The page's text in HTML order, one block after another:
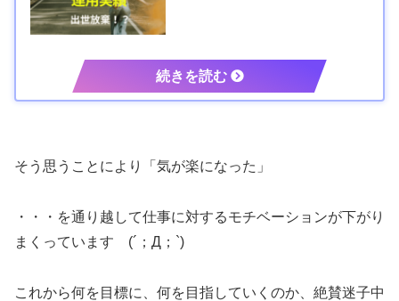
そう思うことにより「気が楽になった」
・・・を通り越して仕事に対するモチベーションが下がり
まくっています (´；Д；`)
これから何を目標に、何を目指していくのか、絶賛迷子中